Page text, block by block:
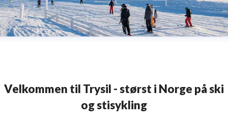
Velkommen til Trysil - størst i Norge på ski
og stisykling